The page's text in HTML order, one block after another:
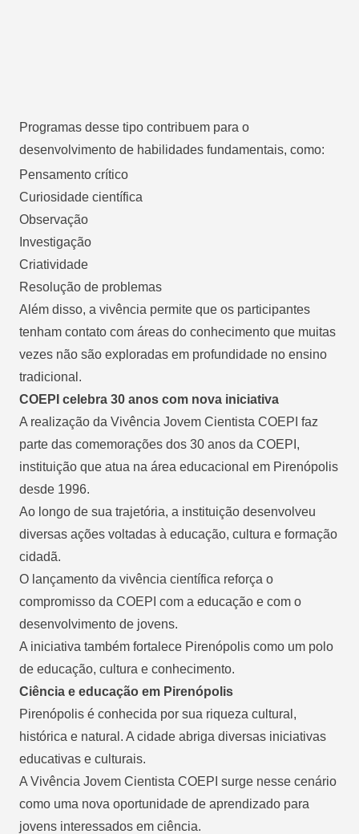
Programas desse tipo contribuem para o
desenvolvimento de habilidades fundamentais, como:
Pensamento crítico
Curiosidade científica
Observação
Investigação
Criatividade
Resolução de problemas
Além disso, a vivência permite que os participantes
tenham contato com áreas do conhecimento que muitas
vezes não são exploradas em profundidade no ensino
tradicional.
COEPI celebra 30 anos com nova iniciativa
A realização da Vivência Jovem Cientista COEPI faz
parte das comemorações dos 30 anos da COEPI,
instituição que atua na área educacional em Pirenópolis
desde 1996.
Ao longo de sua trajetória, a instituição desenvolveu
diversas ações voltadas à educação, cultura e formação
cidadã.
O lançamento da vivência científica reforça o
compromisso da COEPI com a educação e com o
desenvolvimento de jovens.
A iniciativa também fortalece Pirenópolis como um polo
de educação, cultura e conhecimento.
Ciência e educação em Pirenópolis
Pirenópolis é conhecida por sua riqueza cultural,
histórica e natural. A cidade abriga diversas iniciativas
educativas e culturais.
A Vivência Jovem Cientista COEPI surge nesse cenário
como uma nova oportunidade de aprendizado para
jovens interessados em ciência.